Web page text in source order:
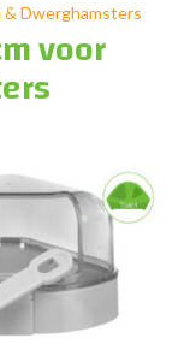
Dwerghamsters
voor